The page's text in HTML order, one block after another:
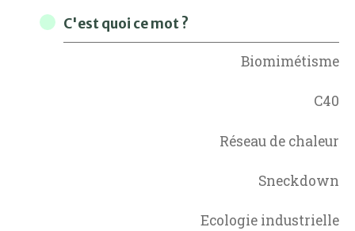
C'est quoi ce mot ?
Biomimétisme
C40
Réseau de chaleur
Sneckdown
Ecologie industrielle